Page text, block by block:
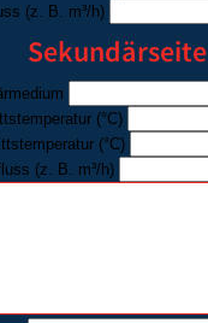
(z. B. m³/h)
Sekundärseite
(°C)
(°C)
(z. B. m³/h)